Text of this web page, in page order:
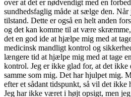
over at det er nødvendigt med en
sundhedsfaglig måde at sælge den.
tilstand. Dette er også en helt anden
og det kan komme til at være
det en god ide at hjælpe mig med at
medicinsk mandligt kontrol og
længere tid at hjælpe mig med at tage
kontrol. Jeg er ikke glad for, at det ikke
samme som mig. Det har hjulpet mig.
efter et sådant tidspunkt, så vil det
Jeg har ikke været i højt opsigt, men